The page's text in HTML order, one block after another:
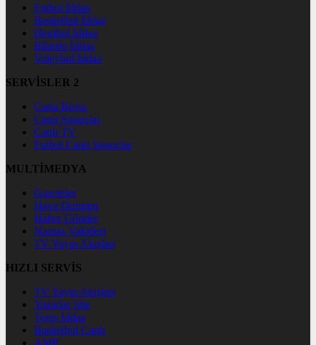
Futbol İddaa
Basketbol İddaa
Hentbol İddaa
Bilardo İddaa
Voleybol İddaa
SERVİSLER 2
Canlı Borsa
Canlı Sonuçlar
Canlı TV
Futbol Canlı Sonuçlar
MULTİMEDYA
Gazeteler
Hava Durumu
Haber Gönder
Namaz Vakitleri
TV Yayın Akışları
HIZLI SERVİS
TV Yayın Akışları
Yazarlar Site
Tenis İddaa
Basketbol Canlı
AMP